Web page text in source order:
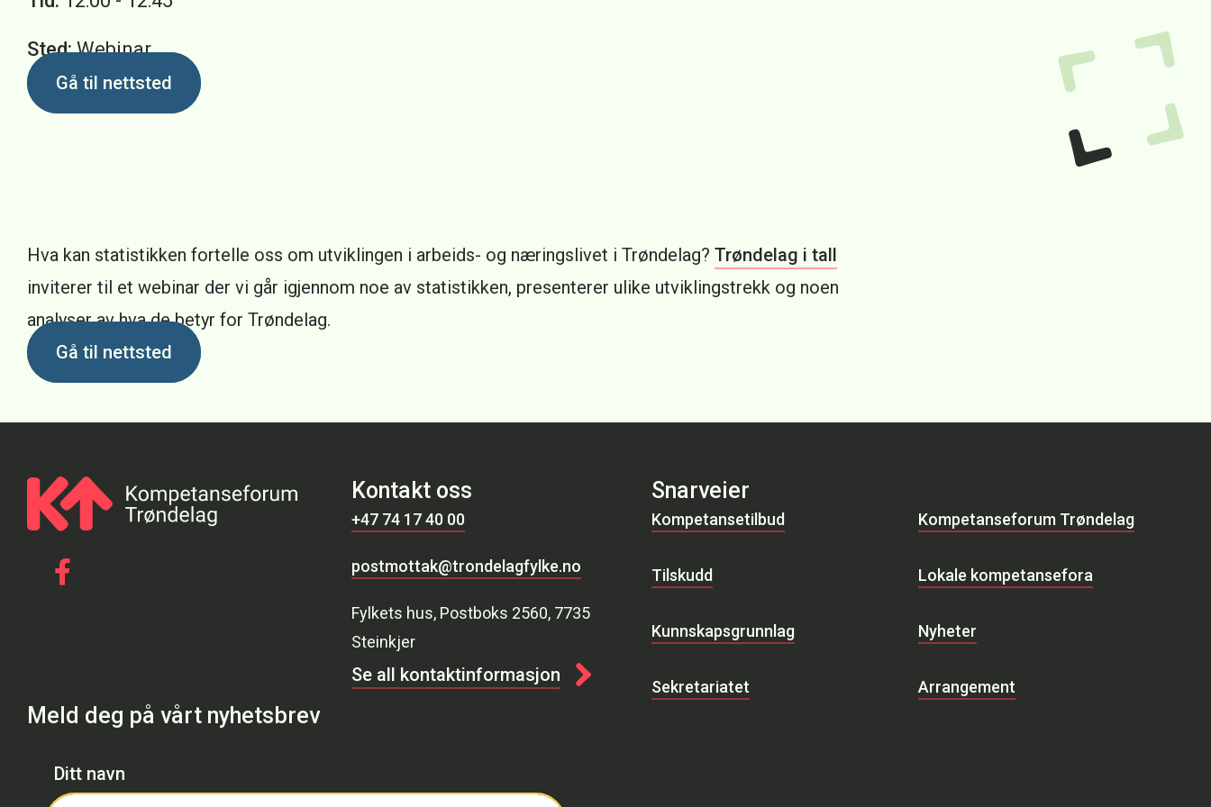
Sted:Webinar
Gå til nettsted
Hva kan statistikken fortelle oss om utviklingen i arbeids- og næringslivet i Trøndelag? Trøndelag i tall
inviterer til et webinar der vi går igjennom noe av statistikken, presenterer ulike utviklingstrekk og noen
analyser av hva de betyr for Trøndelag.
Gå til nettsted
Gå til vår Facebook
Kontakt oss
+47 74 17 40 00
postmottak@trondelagfylke.no
Fylkets hus, Postboks 2560, 7735
Steinkjer
Se all kontaktinformasjon
Snarveier
Kompetansetilbud
Tilskudd
Kunnskapsgrunnlag
Sekretariatet
Kompetanseforum Trøndelag
Lokale kompetansefora
Nyheter
Arrangement
Meld deg på vårt nyhetsbrev
Ditt navn